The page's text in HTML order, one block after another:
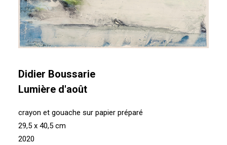
Didier Boussarie
Lumière d'août
crayon et gouache sur papier préparé
29,5 x 40,5 cm
2020